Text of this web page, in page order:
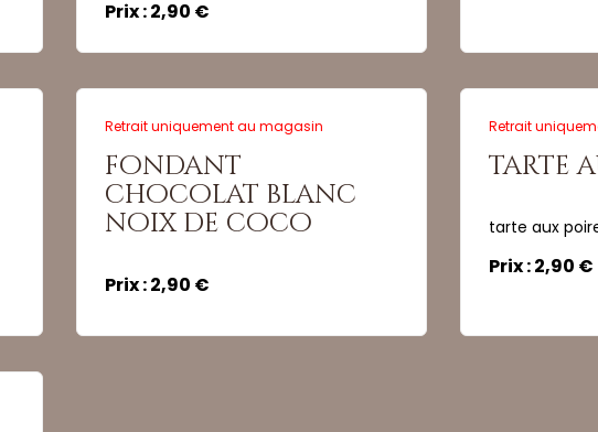
Prix : 2,90 €
Retrait uniquement au magasin
fondant
chocolat blanc
noix de coco
Prix : 2,90 €
Quantité :
Commander
Retrait
tarte
tarte aux
Prix : 2,90 €
Quantité :